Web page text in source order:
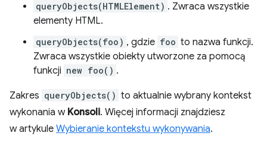
queryObjects(HTMLElement) . Zwraca wszystkie
elementy HTML.
queryObjects(foo) , gdzie foo to nazwa funkcji.
Zwraca wszystkie obiekty utworzone za pomocą
funkcji new foo() .
Zakres queryObjects() to aktualnie wybrany kontekst
wykonania w Konsoli. Więcej informacji znajdziesz
w artykule Wybieranie kontekstu wykonywania.